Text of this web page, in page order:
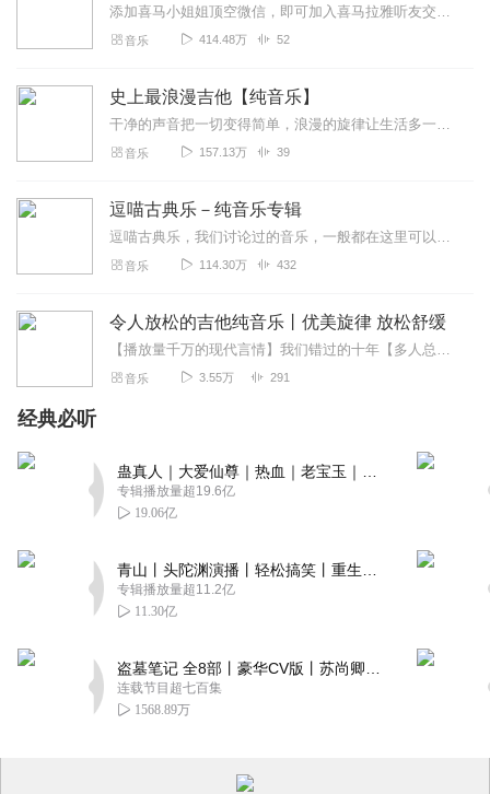
添加喜马小姐姐顶空微信，即可加入喜马拉雅听友交流群，和志同道合的伙伴一起交流，还有惊喜福利等你来拿！微信：xmlydingkong暗号：音乐
音乐 414.48万 52
史上最浪漫吉他【纯音乐】
干净的声音把一切变得简单，浪漫的旋律让生活多一点情趣，探索人生的意义总使人焦躁不安，放开吧！由他去！让生活留点“自己”的经历。人的一生，不可能永...
音乐 157.13万 39
逗喵古典乐－纯音乐专辑
逗喵古典乐，我们讨论过的音乐，一般都在这里可以找到。不想听我们叨逼叨的小伙伴，来这里找音乐啦！
音乐 114.30万 432
令人放松的吉他纯音乐丨优美旋律 放松舒缓
【播放量千万的现代言情】我们错过的十年【多人总裁甜宠】惹上总裁休想跑音乐人：张熙浩，毕业于沈阳音乐学院吉他演奏系，擅长BluesFunkR&B等音乐风格，2...
音乐 3.55万 291
经典必听
专辑播放量超19.6亿
19.06亿
专辑播放量超11.2亿
11.30亿
连载节目超七百集
1568.89万